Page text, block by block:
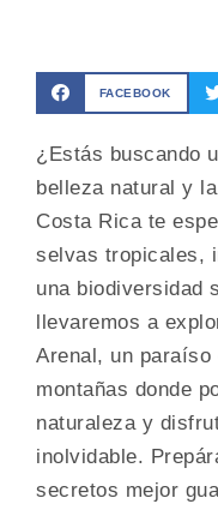
FACEBOOK
¿Estás buscando
belleza natural y
Costa Rica te
selvas tropicales,
una biodiversidad
llevaremos a
Arenal, un paraíso
montañas donde
naturaleza y
inolvidable.
secretos mejor